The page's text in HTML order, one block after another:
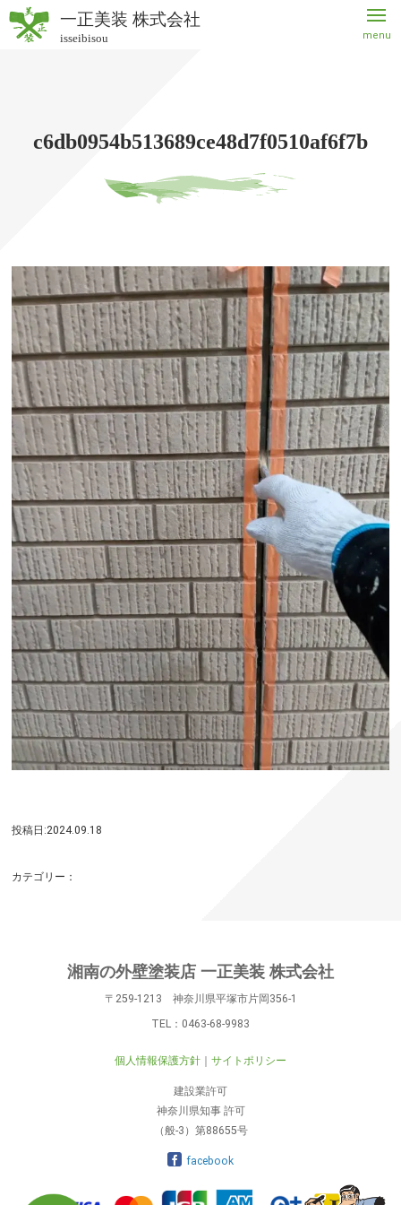
一正美装 株式会社
isseibisou menu
c6db0954b513689ce48d7f0510af6f7b
投稿日:2024.09.18
カテゴリー：
湘南の外壁塗装店 一正美装 株式会社
〒259-1213 神奈川県平塚市片岡356-1
TEL： 0463-68-9983
個人情報保護方針 サイトポリシー
建設業許可
神奈川県知事 許可
（般-3）第88655号
facebook